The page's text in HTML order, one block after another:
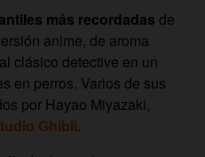
más recordadas de
anime, de aroma
clásico detective en un
en perros. Varios de sus
por Hayao Miyazaki,
Ghibli.